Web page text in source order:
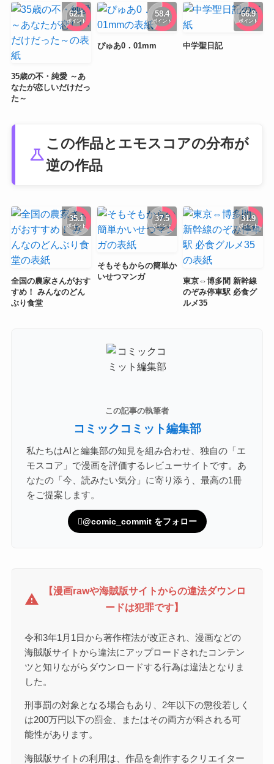
62.1
ポイント
35歳の不・純愛 ～あ
なたが恋しいだけだっ
た～
58.4
ポイント
ぴゅあ0．01mm
66.9
ポイント
中学聖日記
science
この作品とエモスコアの分布が
逆の作品
35.1
ポイント
全国の農家さんがおす
すめ！ みんなのどん
ぶり食堂
37.5
ポイント
そもそもからの簡単か
いせつマンガ
31.9
ポイント
東京⇔博多間 新幹線
のぞみ停車駅 必食グ
ルメ35
この記事の執筆者
コミックコミット編集部
私たちはAIと編集部の知見を組み合わせ、独自の「エ
モスコア」で漫画を評価するレビューサイトです。あ
なたの「今、読みたい気分」に寄り添う、最高の1冊
をご提案します。
@comic_commit をフォロー
warning
【漫画rawや海賊版サイトからの違法ダウンロ
ードは犯罪です】
令和3年1月1日から著作権法が改正され、漫画などの
海賊版サイトから違法にアップロードされたコンテン
ツと知りながらダウンロードする行為は違法となりま
した。
刑事罰の対象となる場合もあり、2年以下の懲役若しく
は200万円以下の罰金、またはその両方が科される可
能性があります。
海賊版サイトの利用は、作品を創作するクリエイター